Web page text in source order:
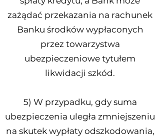
zażądać przekazania na rachunek
Banku środków wypłaconych
przez towarzystwa
ubezpieczeniowe tytułem
likwidacji szkód.
5) W przypadku, gdy suma
ubezpieczenia uległa zmniejszeniu
na skutek wypłaty odszkodowania,